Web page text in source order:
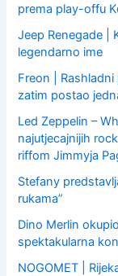
prema play-offu
Jeep Renegade |
legendarno ime
Freon |
zatim postao
Led Zeppelin –
najutjecajnijih
riffom Jimmyja
Stefany
rukama”
Dino Merlin
spektakularna
NOGOMET |